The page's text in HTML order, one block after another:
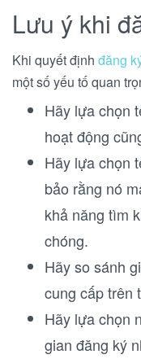
Lưu ý khi
Khi quyết định đăng
một số yếu tố quan
Hãy lựa chọn
hoạt động
Hãy lựa chọn
bảo rằng nó
khả năng tìm
chóng.
Hãy so sánh
cung cấp trên
Hãy lựa chọn
gian đăng ký